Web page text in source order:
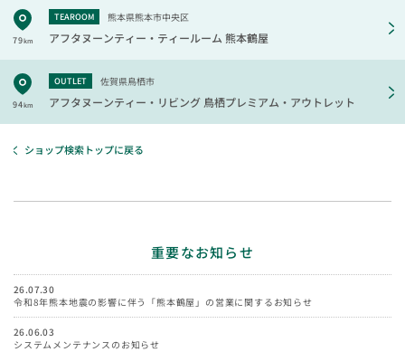
79km
TEAROOM 熊本県熊本市中央区
アフタヌーンティー・ティールーム 熊本鶴屋
94km
OUTLET 佐賀県鳥栖市
アフタヌーンティー・リビング 鳥栖プレミアム・アウトレット
ショップ検索トップに戻る
重要なお知らせ
26.07.30
令和8年熊本地震の影響に伴う「熊本鶴屋」の営業に関するお知らせ
26.06.03
システムメンテナンスのお知らせ